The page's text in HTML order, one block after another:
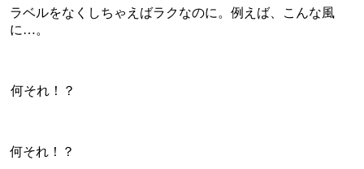
ラベルをなくしちゃえばラクなのに。例えば、こんな風
に…。
何それ！？
何それ！？